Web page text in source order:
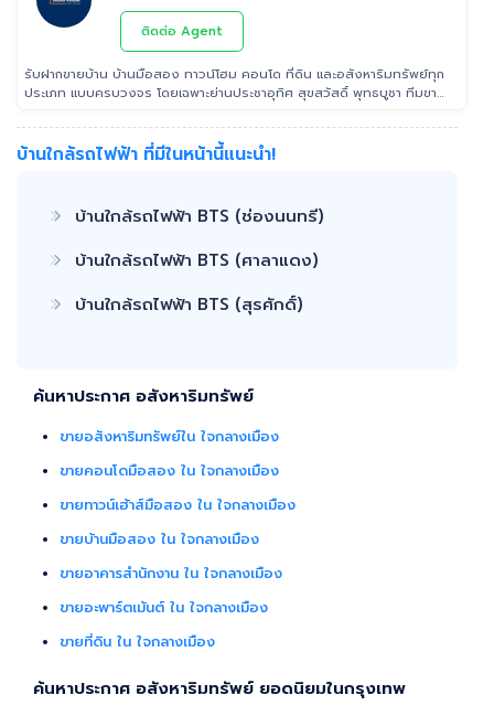
ติดต่อ Agent
รับฝากขายบ้าน บ้านมือสอง ทาวน์โฮม คอนโด ที่ดิน และอสังหาริมทรัพย์ทุก
ประเภท แบบครบวงจร โดยเฉพาะย่านประชาอุทิศ สุขสวัสดิ์ พุทธบูชา ทีมขาย
ใส่ ดูแล ลูกค้าในทุกขั้นตอน ติดต่อ 022953905 Line: @Tooktee
บ้านใกล้รถไฟฟ้า ที่มีในหน้านี้แนะนำ!
บ้านใกล้รถไฟฟ้า BTS (ช่องนนทรี)
บ้านใกล้รถไฟฟ้า BTS (ศาลาแดง)
บ้านใกล้รถไฟฟ้า BTS (สุรศักดิ์)
ค้นหาประกาศ อสังหาริมทรัพย์
ขายอสังหาริมทรัพย์ใน ใจกลางเมือง
ขายคอนโดมือสอง ใน ใจกลางเมือง
ขายทาวน์เฮ้าส์มือสอง ใน ใจกลางเมือง
ขายบ้านมือสอง ใน ใจกลางเมือง
ขายอาคารสำนักงาน ใน ใจกลางเมือง
ขายอะพาร์ตเม้นต์ ใน ใจกลางเมือง
ขายที่ดิน ใน ใจกลางเมือง
ค้นหาประกาศ อสังหาริมทรัพย์ ยอดนิยมในกรุงเทพ